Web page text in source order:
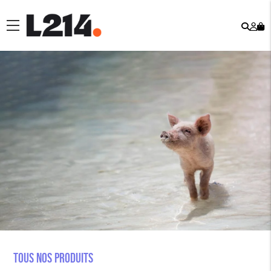
menu
Tous nos produits